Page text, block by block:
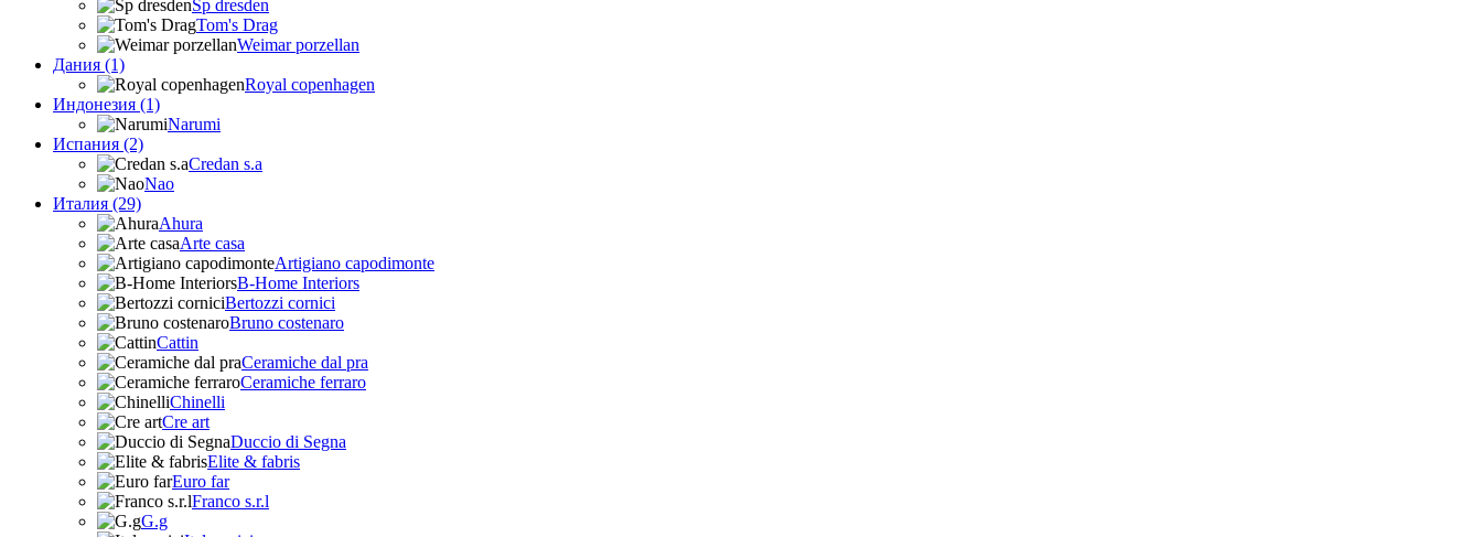
Sp dresden
Tom's Drag
Weimar porzellan
Дания (1)
Royal copenhagen
Индонезия (1)
Narumi
Испания (2)
Credan s.a
Nao
Италия (29)
Ahura
Arte casa
Artigiano capodimonte
B-Home Interiors
Bertozzi cornici
Bruno costenaro
Cattin
Ceramiche dal pra
Ceramiche ferraro
Chinelli
Cre art
Duccio di Segna
Elite & fabris
Euro far
Franco s.r.l
G.g